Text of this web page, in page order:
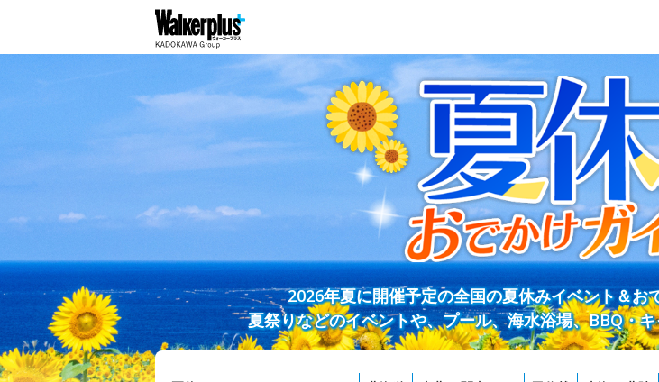
2026年夏に開催予定の全国の夏休みイベント＆お
夏祭りなどのイベントや、プール、海水浴場、BBQ・